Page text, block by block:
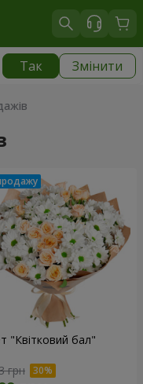
Так Змінити
"Квітковий бал"
грн